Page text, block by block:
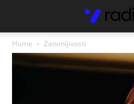
Home Zanimljivosti